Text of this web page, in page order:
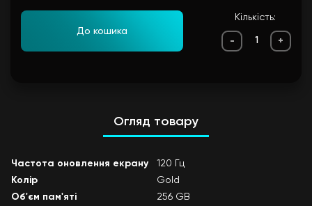
До кошика
Кількість:
- +
Огляд товару
Частота оновлення екрану
120 Гц
Колір
Gold
Об'єм пам'яті
256 GB